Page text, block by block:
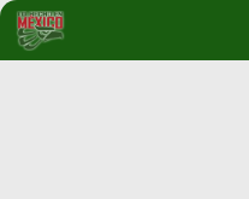
Debajo del contenido